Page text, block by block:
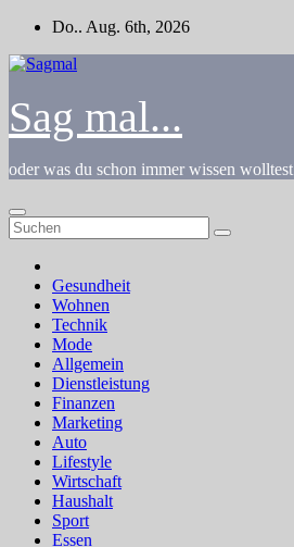
Zum
springen
Do.. Aug. 6th, 2026
Sag mal...
oder was du schon immer wissen wolltest
Gesundheit
Wohnen
Technik
Mode
Allgemein
Dienstleistung
Finanzen
Marketing
Auto
Lifestyle
Wirtschaft
Haushalt
Sport
Essen